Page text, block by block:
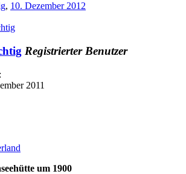
, 10. Dezember 2012
Registrierter Benutzer
2011
um 1900